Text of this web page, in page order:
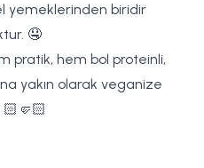
yemeklerinden biridir
🤤
pratik, hem bol proteinli,
yakın olarak veganize